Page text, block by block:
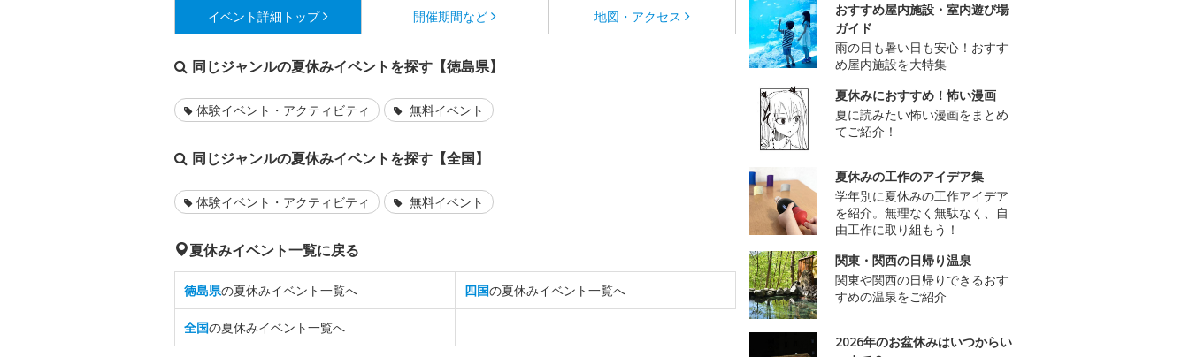
イベント詳細 トップ 開催期間など 地図・アクセス
同じジャンルの夏休みイベントを探す【徳島県】
体験イベント・アクティビティ 無料イベント
同じジャンルの夏休みイベントを探す【全国】
体験イベント・アクティビティ 無料イベント
夏休みイベント一覧に戻る
徳島県の夏休みイベント一覧へ 四国の夏休みイベント一覧へ
全国の夏休みイベント一覧へ
おすすめ屋内施設・室内遊び場
ガイド
雨の日も暑い日も安心！おすす
め屋内施設を大特集
夏休みにおすすめ！怖い漫画
夏に読みたい怖い漫画をまとめ
てご紹介！
夏休みの工作のアイデア集
学年別に夏休みの工作アイデア
を紹介。無理なく無駄なく、自
由工作に取り組もう！
関東・関西の日帰り温泉
関東や関西の日帰りできるおす
すめの温泉をご紹介
2026年のお盆休みはいつからい